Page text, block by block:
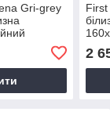
Gri-grey
First
2